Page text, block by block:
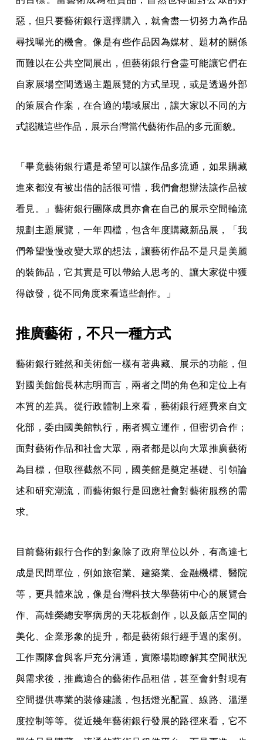
惡，但只要藝術銀行選擇購入，就會盡一切努力為作品
尋找曝光的機會。像是有些作品因為媒材、題材的關係
而難以在公共空間展出，但藝術銀行會盡可能讓它們在
自家展場空間透過主題展覽的方式呈現，或是透過外部
的策展合作案，在合適的場域展出，讓大家以不同的方
式認識這些作品，展示台灣當代藝術作品的多元面貌。
「畢竟藝術銀行還是希望可以讓作品多流通，如果購藏
進來都沒有被出借的話很可惜，我們會想辦法讓作品被
看見。」藝術銀行團隊成員亦會在自己的展示空間輪流
規劃主題展覽，一年四檔，包含年度購藏新品展，「我
們希望慢慢改變大眾的想法，讓藝術作品不是只是美麗
的裝飾品，它其實是可以帶給人思考的、讓大家從中獲
得啟發，從不同角度來看這些創作。」
推廣藝術，不只一種方式
藝術銀行雖然和美術館一樣有著典藏、展示的功能，但
對國美館館長林志明而言，兩者之間的角色和定位上有
本質的差異。從行政體制上來看，藝術銀行經費來自文
化部，委由國美館執行，兩者獨立運作，但密切合作；
面對藝術作品和社會大眾，兩者都是以向大眾推廣藝術
為目標，但取徑截然不同，國美館是奠定基礎、引領論
述和研究潮流，而藝術銀行是回應社會對藝術服務的需
求。
目前藝術銀行合作的對象除了政府單位以外，有高達七
成是民間單位，例如旅宿業、建築業、金融機構、醫院
等，更具體來說，像是台灣科技大學藝術中心的展覽合
作、高雄榮總安寧病房的天花板創作，以及飯店空間的
美化、企業形象的提升，都是藝術銀行經手過的案例。
工作團隊會與客戶充分溝通，實際場勘瞭解其空間狀況
與需求後，推薦適合的藝術作品租借，甚至會針對現有
空間提供專業的裝修建議，包括燈光配置、線路、溫溼
度控制等等。從近幾年藝術銀行發展的路徑來看，它不